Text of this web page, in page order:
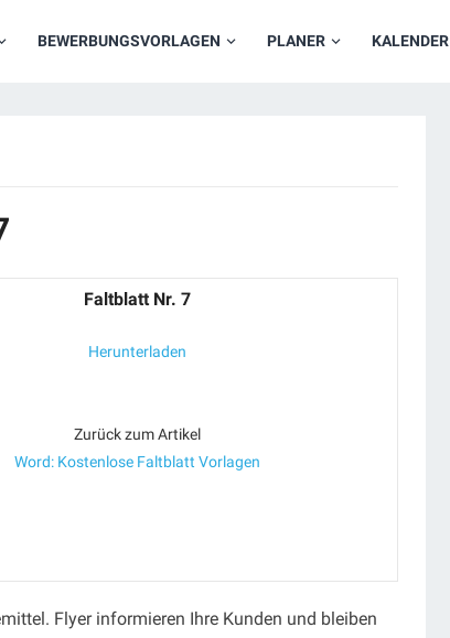
BEWERBUNGSVORLAGEN PLANER KALENDER
Faltblatt Nr. 7
Herunterladen
Zurück zum Artikel
Word: Kostenlose Faltblatt Vorlagen
Flyer informieren Ihre Kunden und bleiben